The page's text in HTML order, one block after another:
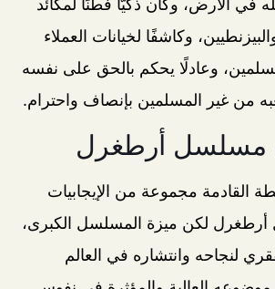
وكاشفًا لخيانات العملاء
وعادلًا يحكم بالحق على نفسه
من غير المسلمين بإنصاف واحترام.
أرطغرل
القادمة مجموعة من الإيجابيات
أرطغرل لكن ميزة المسلسل الكبرى،
لنجاحه وانتشاره في العالم